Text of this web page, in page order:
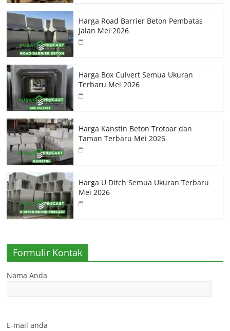
Harga Road Barrier Beton Pembatas
Jalan Mei 2026
Harga Box Culvert Semua Ukuran
Terbaru Mei 2026
Harga Kanstin Beton Trotoar dan
Taman Terbaru Mei 2026
Harga U Ditch Semua Ukuran Terbaru
Mei 2026
Formulir Kontak
Nama Anda
E-mail anda